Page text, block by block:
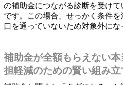
の補助金につながる診断を受け
です。この場合、せっかく条件
口を通っていないため対象外にな
補助金が全額もらえない
担軽減のための賢い組み立